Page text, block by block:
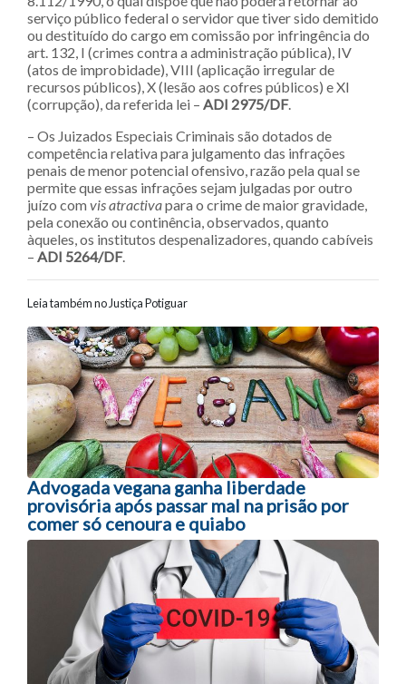
serviço público federal o servidor que tiver sido demitido
ou destituído do cargo em comissão por infringência do
art. 132, I (crimes contra a administração pública), IV
(atos de improbidade), VIII (aplicação irregular de
recursos públicos), X (lesão aos cofres públicos) e XI
(corrupção), da referida lei – ADI 2975/DF.
– Os Juizados Especiais Criminais são dotados de
competência relativa para julgamento das infrações
penais de menor potencial ofensivo, razão pela qual se
permite que essas infrações sejam julgadas por outro
juízo com vis atractivapara o crime de maior gravidade,
pela conexão ou continência, observados, quanto
àqueles, os institutos despenalizadores, quando cabíveis
– ADI 5264/DF.
Leia também no Justiça Potiguar
Navegação entre posts
Advogada vegana ganha liberdade
provisória após passar mal na prisão por
comer só cenoura e quiabo